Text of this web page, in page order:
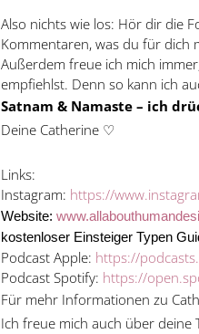
Also nichts wie los: Hör dir die
Kommentaren, was du für dich
Außerdem freue ich mich
empfiehlst. Denn so kann ich
Satnam & Namaste – ich
Deine Catherine ♡
Links:
Instagram: https://
Website:
kostenloser Einsteiger Typen
Podcast Apple: https://
Podcast Spotify: https://
Für mehr Informationen zu
Ich freue mich auch über deine